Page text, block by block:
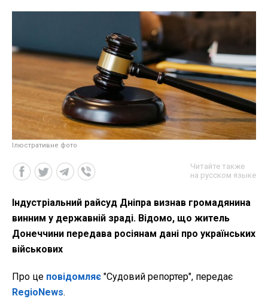
Ілюстративне фото
Читайте также
на русском языке
Індустріальний райсуд Дніпра визнав громадянина
винним у державній зраді. Відомо, що житель
Донеччини передава росіянам дані про українських
військових
Про це повідомляє "Судовий репортер", передає
RegioNews.